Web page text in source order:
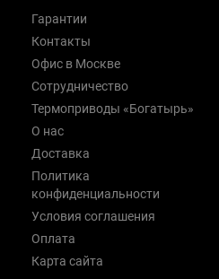
Гарантии
Контакты
Офис в Москве
Сотрудничество
Термоприводы «Богатырь»
О нас
Доставка
Политика
конфиденциальности
Условия соглашения
Оплата
Карта сайта